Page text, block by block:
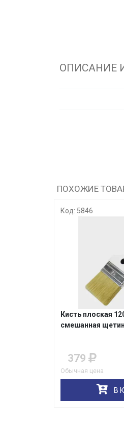
ОПИСАНИЕ
ПОХОЖИЕ
Код: 5846
Кисть плоская
смешанная
379
Обычная цена
В